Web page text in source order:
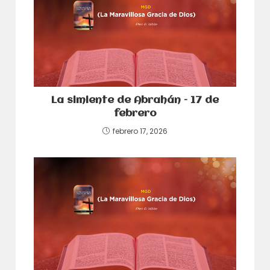
La simiente de Abrahán – 17 de
febrero
febrero 17, 2026